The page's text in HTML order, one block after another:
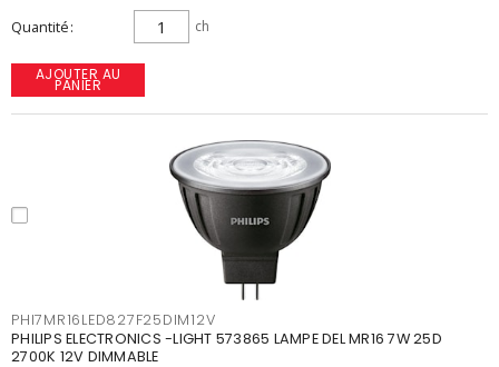
Quantité ch
AJOUTER AU
PANIER
PHI7MR16LED827F25DIM12V
PHILIPS ELECTRONICS -LIGHT 573865 LAMPE DEL MR16 7W 25D
2700K 12V DIMMABLE